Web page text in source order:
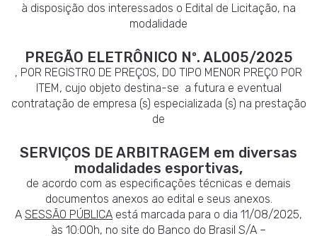
à disposição dos interessados o Edital de Licitação, na
modalidade
PREGÃO ELETRÔNICO Nº. AL005/2025
, POR REGISTRO DE PREÇOS, DO TIPO MENOR PREÇO POR
ITEM, cujo objeto destina-se a futura e eventual
contratação de empresa (s) especializada (s) na prestação
de
SERVIÇOS DE ARBITRAGEM em diversas
modalidades esportivas,
de acordo com as especificações técnicas e demais
documentos anexos ao edital e seus anexos.
A SESSÃO PÚBLICA está marcada para o dia 11/08/2025,
às 10:00h, no site do Banco do Brasil S/A –